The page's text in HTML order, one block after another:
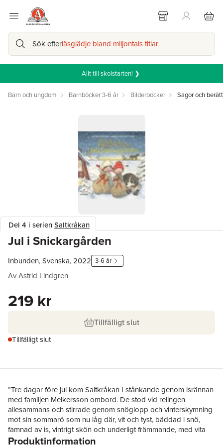
Sök efterläsglädje bland miljontals titlar
Allt till skolstarten! ❯
Barn och ungdom Barnböcker 3-6 år Bilderböcker Sagor och
Del 4 i serienSaltkråkan
Jul i Snickargården
Inbunden, Svenska, 2022 3-6 år
AvAstrid Lindgren
219 kr
Tillfälligt slut
Tillfälligt slut
”Tre dagar före jul kom Saltkråkan I stånkande genom isrännan
med familjen Melkersson ombord. De stod vid relingen
allesammans och stirrade genom snöglopp och vinterskymning
mot sin sommarö som nu låg där, vit och tyst, bäddad i snö,
famnad av is, vintrigt skön och underligt främmande, med vita
tak på sjöbodarna och med nakna bryggor …”
Produktinformation